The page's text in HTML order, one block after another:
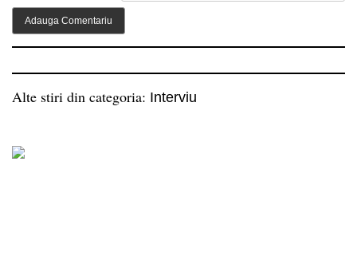
Alte stiri din categoria: Interviu